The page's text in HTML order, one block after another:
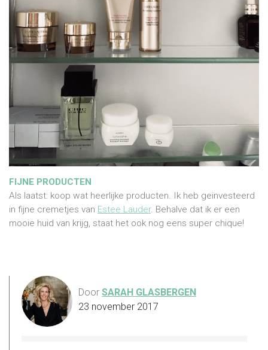
FIJNE PRODUCTEN
Als laatst: koop wat heerlijke producten. Ik heb geinvesteerd
in fijne cremetjes van Estee Lauder. Behalve dat ik er een
mooie huid van krijg, staat het ook nog eens super chique!
Door SARAH GLASBERGEN
23 november 2017